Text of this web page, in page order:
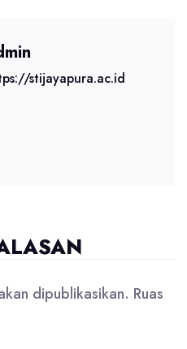
stijayapura.ac.id
dipublikasikan. Ruas